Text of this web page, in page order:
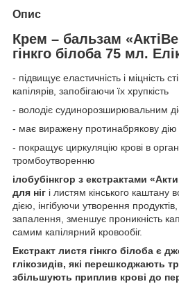
Опис
Крем – бальзам
гінкго білоба 75 мл.
- підвищує еластичність і міцність
капілярів, запобігаючи їх хрупкість
- володіє судинорозширювальним
- має виражену протинабрякову дію
- покращує циркуляцію крові в
тромбоутворенню
ілобубінкгор з екстрактами
для ніг і листям кінського каштану
дією, інгібуючи утворення
запалення, зменшує проникність
самим капілярний кровообіг.
Екстракт листя гінкго білоба є
глікозидів, які перешкоджають
збільшують приплив крові до